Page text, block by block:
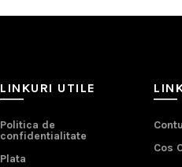
LINKURI UTILE
Politica de
confidentialitate
Plata
Cos